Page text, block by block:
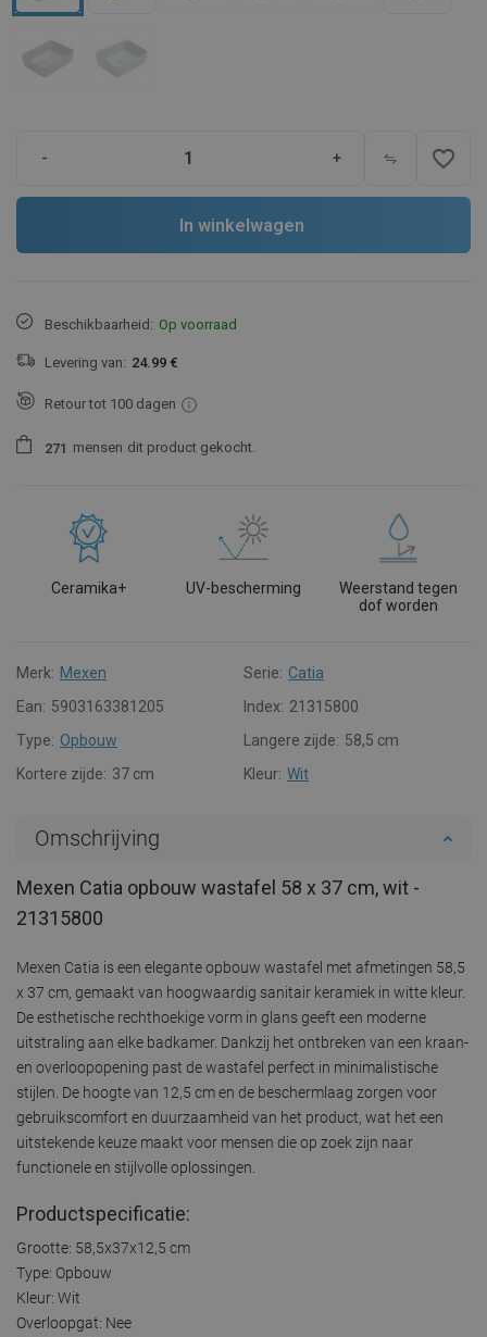
- + favorite_border
In winkelwagen
Beschikbaarheid: Op voorraad
Levering van: 24.99 €
Retour tot 100 dagen
271 mensen dit product gekocht.
Ceramika+ UV-bescherming
Weerstand tegen
dof worden
Merk: Mexen Serie: Catia
Ean: 5903163381205 Index: 21315800
Type: Opbouw Langere zijde: 58,5 cm
Kortere zijde: 37 cm Kleur: Wit
Omschrijving
Mexen Catia opbouw wastafel 58 x 37 cm, wit -
21315800
Mexen Catia is een elegante opbouw wastafel met afmetingen 58,5
x 37 cm, gemaakt van hoogwaardig sanitair keramiek in witte kleur.
De esthetische rechthoekige vorm in glans geeft een moderne
uitstraling aan elke badkamer. Dankzij het ontbreken van een kraan-
en overloopopening past de wastafel perfect in minimalistische
stijlen. De hoogte van 12,5 cm en de beschermlaag zorgen voor
gebruikscomfort en duurzaamheid van het product, wat het een
uitstekende keuze maakt voor mensen die op zoek zijn naar
functionele en stijlvolle oplossingen.
Productspecificatie:
Grootte: 58,5x37x12,5 cm
Type: Opbouw
Kleur: Wit
Overloopgat: Nee